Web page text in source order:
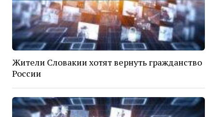
Жители Словакии хотят вернуть гражданство
России